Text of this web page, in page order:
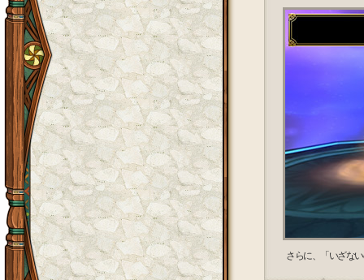
さらに、「いざな